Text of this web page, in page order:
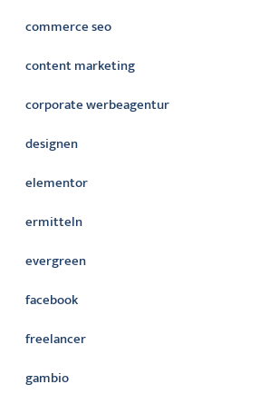
commerce seo
content marketing
corporate werbeagentur
designen
elementor
ermitteln
evergreen
facebook
freelancer
gambio